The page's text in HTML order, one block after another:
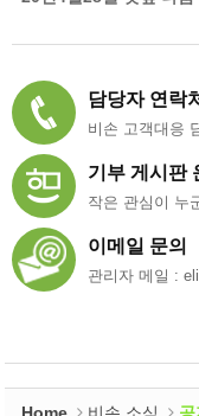
담당자 연락
비손 고객대응
기부 게시판
작은 관심이 누
이메일 문의
관리자 메일 :